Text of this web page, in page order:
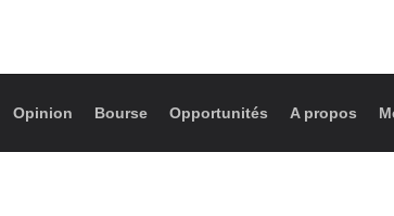
Opinion Bourse Opportunités A propos